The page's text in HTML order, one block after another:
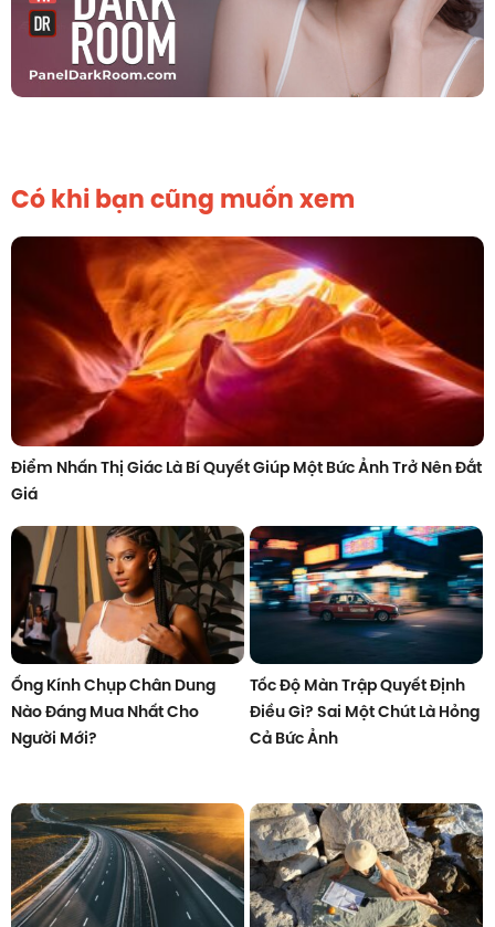
Có khi bạn cũng muốn xem
Điểm Nhấn Thị Giác Là Bí Quyết Giúp Một Bức Ảnh Trở Nên Đắt
Giá
Ống Kính Chụp Chân Dung
Nào Đáng Mua Nhất Cho
Người Mới?
Tốc Độ Màn Trập Quyết Định
Điều Gì? Sai Một Chút Là Hỏng
Cả Bức Ảnh